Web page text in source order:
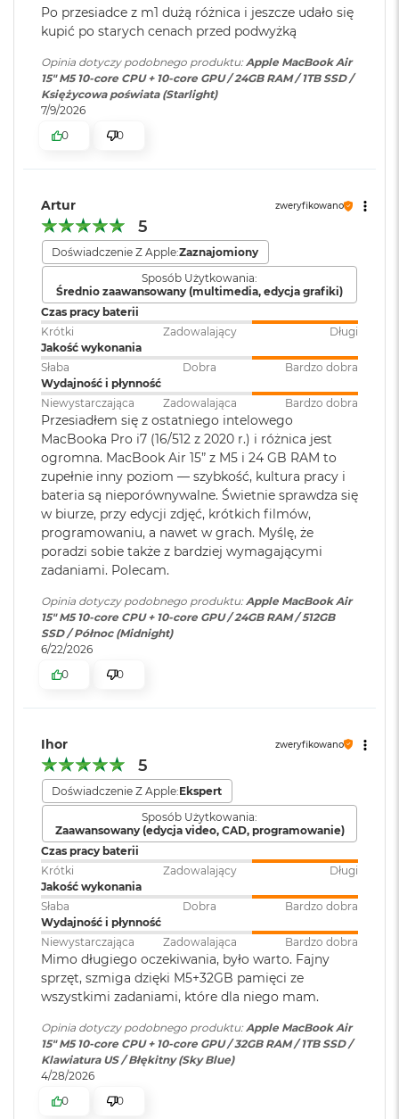
s
k
u
M
a
c
k
i
2
5
6
B
M
a
c
B
o
o
k
A
i
r
5
1
G
B
a
c
B
o
T
B
a
c
B
o
o
k
A
i
r
2
T
M
a
c
Szeroka gama kolorów (P3)
Technologia True Tone
Apple M5
Apple M5 (10-rdzeniowy procesor CPU + 10-rdzeniowy procesor
GPU + 16-rdzeniowy system Neural Engine)
Akceleratory Neural Accelerator
Sprzętowa akceleracja ray tracingu
153 GB/s przepustowości pamięci
Silnik multimedialny
Sprzętowa akceleracja obsługi H.264, HEVC, ProRes i ProRes RAW
Silnik dekodowania wideo
Silnik kodowania wideo
Silnik kodujący i dekodujący format ProRes
Dekoder AV1
Ładowanie i rozbudowa
Gniazdo słuchawkowe 3,5 mm
Ładowanie
DisplayPort
Thunderbolt 4 (do 40 Gb/s)
USB 4 (do 40 Gb/s)
Obsługa wyświetlaczy
Obsługa maksymalnie dwóch wyświetlaczy zewnętrznych:
Dwa wyświetlacze o natywnej rozdzielczości do 6K przy 60
Hz lub 4K przy 144 Hz
Hz lub 5K przy 120 Hz lub 4K przy 240 Hz
Ładowanie i
Dwa porty Thunderbolt 4
Ładowanie,DisplayPort,
Thunderbolt 4 (do 40 Gb/s),
USB 4 (do 40 Gb/s)
numeryczna:
Podświetlana
klawiatura:
Touch ID: TAK
Obsługa
wyświetlaczy:
Obsługa maks. dwóch
wyświetlaczy zewnętrznych do
6K przy 60 Hz lub jednego
wyświetlacza do 8K przy 60 Hz.
Odtwarzanie wideo: Obsługiwane formaty: m.in.
HEVC,H.264, AV1 i ProRes; HDR z
Dolby Vision, HDR10 i HLG
Odtwarzanie
Obsługiwane formaty: m.in.
Dolby Digital , Dolby Digital
Plus i Dolby Atmos
Zainstalowany
Wersja systemu
operacyjnego:
Dołączone
oprogramowanie
Wbudowane aplikacje systemu
Dodatkowe
informacje:
Klawiatura z Touch ID, Gładzik
Force Touch wyczuwający siłę
nacisku, Czujnik światła
otoczenia
Układ klawiatury: ISO - Angielski PL
Materiał wykonania
Po przesiadce z m1 dużą różnica i jeszcze udało się
kupić po starych cenach przed podwyżką
Opinia dotyczy podobnego produktu:Apple MacBook Air
15" M5 10‑core CPU + 10‑core GPU / 24GB RAM / 1TB SSD /
Księżycowa poświata (Starlight)
7/9/2026
0
0
Artur zweryfikowano
5
Doświadczenie Z Apple:Zaznajomiony
Sposób Użytkowania:
Średnio zaawansowany (multimedia, edycja grafiki)
Czas pracy baterii
Krótki
Zadowalający
Długi
Jakość wykonania
Słaba
Dobra
Bardzo dobra
Wydajność i płynność
Niewystarczająca
Zadowalająca Bardzo dobra
Przesiadłem się z ostatniego intelowego
MacBooka Pro i7 (16/512 z 2020 r.) i różnica jest
ogromna. MacBook Air 15” z M5 i 24 GB RAM to
zupełnie inny poziom — szybkość, kultura pracy i
bateria są nieporównywalne. Świetnie sprawdza się
w biurze, przy edycji zdjęć, krótkich filmów,
programowaniu, a nawet w grach. Myślę, że
poradzi sobie także z bardziej wymagającymi
zadaniami. Polecam.
Opinia dotyczy podobnego produktu:Apple MacBook Air
15" M5 10‑core CPU + 10‑core GPU / 24GB RAM / 512GB
SSD / Północ (Midnight)
6/22/2026
0
0
Ihor zweryfikowano
5
Doświadczenie Z Apple:Ekspert
Sposób Użytkowania:
Zaawansowany (edycja video, CAD, programowanie)
Czas pracy baterii
Krótki
Zadowalający
Długi
Jakość wykonania
Słaba
Dobra
Bardzo dobra
Wydajność i płynność
Niewystarczająca
Zadowalająca Bardzo dobra
Mimo długiego oczekiwania, było warto. Fajny
sprzęt, szmiga dzięki M5+32GB pamięci ze
wszystkimi zadaniami, które dla niego mam.
Opinia dotyczy podobnego produktu:Apple MacBook Air
15" M5 10‑core CPU + 10‑core GPU / 32GB RAM / 1TB SSD /
Klawiatura US / Błękitny (Sky Blue)
4/28/2026
0
0